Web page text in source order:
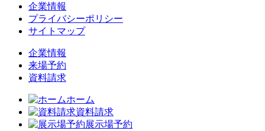
企業情報
プライバシーポリシー
サイトマップ
企業情報
来場予約
資料請求
ホーム
資料請求
展示場予約